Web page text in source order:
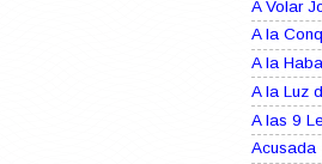
A Volar
A la
A la
A la Luz
A las 9
Acusada